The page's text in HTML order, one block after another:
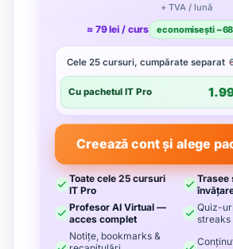
+ TVA / lună
≈ 79 lei / curs economisești
Cele 25 cursuri, cumpărate separat
Cu pachetul IT Pro
Creează cont și alege
Toate cele 25 cursuri
IT Pro
Trasee
Profesor AI Virtual —
acces complet
Quiz-
streaks
Notițe, bookmarks &